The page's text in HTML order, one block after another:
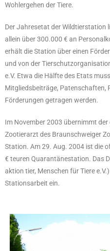
Wohlergehen der Tiere.
Der Jahresetat der Wildtierstation
allein über 300.000 € an
erhält die Station über einen
und von der
e.V. Etwa die Hälfte des Etats
Mitgliedsbeiträge, Patenschaften,
Förderungen getragen werden.
Im November 2003 übernimmt
Zootierarzt des Braunschweiger
Station. Am 29. Aug. 2004 ist die
€ teuren Quarantänestation. Das
aktion tier, Menschen für Tiere
Stationsarbeit ein.